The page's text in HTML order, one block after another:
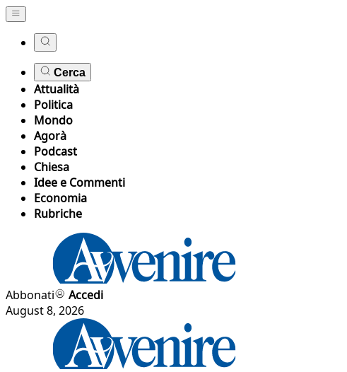
Cerca
Attualità
Politica
Mondo
Agorà
Podcast
Chiesa
Idee e Commenti
Economia
Rubriche
Abbonati
Accedi
August 8, 2026